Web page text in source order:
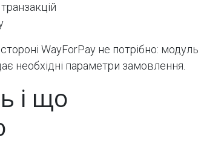
WayForPay не потрібно: модуль
необхідні параметри замовлення.
і що